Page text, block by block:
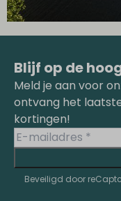
Blijf op de
Meld je aan voor
ontvang het
kortingen!
Beveiligd door